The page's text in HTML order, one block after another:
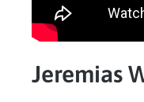
Jeremias